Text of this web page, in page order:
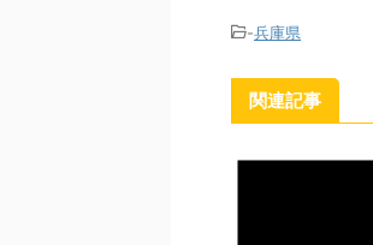
-兵庫県
関連記事